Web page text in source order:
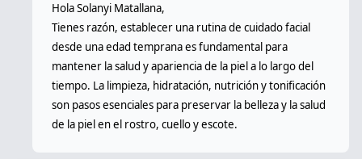
Hola Solanyi Matallana,
Tienes razón, establecer una rutina de cuidado facial
desde una edad temprana es fundamental para
mantener la salud y apariencia de la piel a lo largo del
tiempo. La limpieza, hidratación, nutrición y tonificación
son pasos esenciales para preservar la belleza y la salud
de la piel en el rostro, cuello y escote.